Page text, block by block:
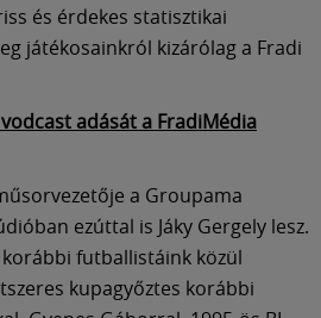
és érdekes statisztikai
játékosainkról kizárólag a Fradi
adását a FradiMédia
a Groupama
ezúttal is Jáky Gergely lesz.
futballistáink közül
kupagyőztes korábbi